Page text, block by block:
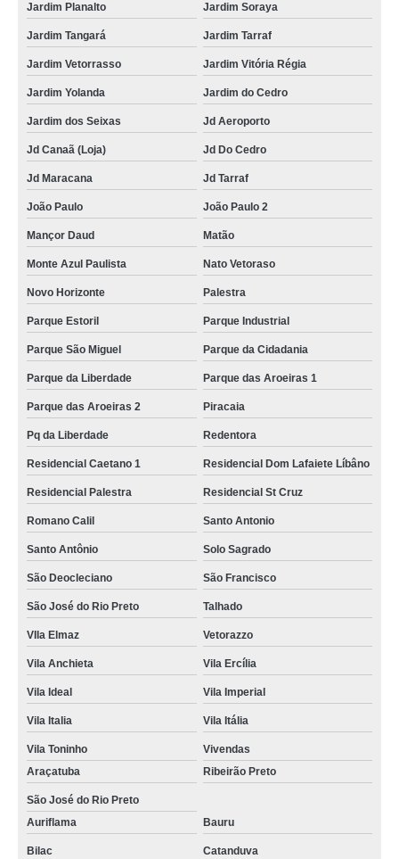
Jardim Planalto Jardim Soraya
Jardim Tangará Jardim Tarraf
Jardim Vetorrasso Jardim Vitória Régia
Jardim Yolanda Jardim do Cedro
Jardim dos Seixas Jd Aeroporto
Jd Canaã (Loja) Jd Do Cedro
Jd Maracana Jd Tarraf
João Paulo João Paulo 2
Mançor Daud Matão
Monte Azul Paulista Nato Vetoraso
Novo Horizonte Palestra
Parque Estoril Parque Industrial
Parque São Miguel Parque da Cidadania
Parque da Liberdade Parque das Aroeiras 1
Parque das Aroeiras 2 Piracaia
Pq da Liberdade Redentora
Residencial Caetano 1 Residencial Dom Lafaiete Líbâno
Residencial Palestra Residencial St Cruz
Romano Calil Santo Antonio
Santo Antônio Solo Sagrado
São Deocleciano São Francisco
São José do Rio Preto Talhado
VIla Elmaz Vetorazzo
Vila Anchieta Vila Ercília
Vila Ideal Vila Imperial
Vila Italia Vila Itália
Vila Toninho
Vivendas
Araçatuba
Ribeirão Preto
São José do Rio Preto
Auriflama
Bauru
Bilac Catanduva